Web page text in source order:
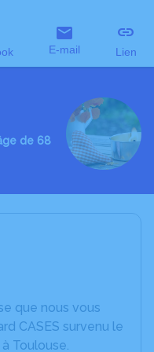
E-mail Lien
de 68
que nous vous
CASES survenu le
Toulouse.